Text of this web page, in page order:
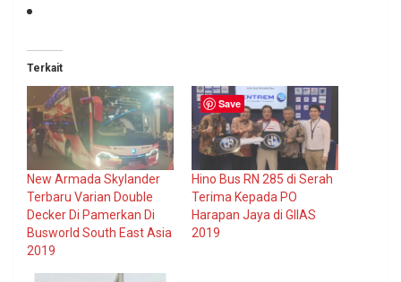
Terkait
New Armada Skylander
Terbaru Varian Double
Decker Di Pamerkan Di
Busworld South East Asia
2019
Hino Bus RN 285 di Serah
Terima Kepada PO
Harapan Jaya di GIIAS
2019
Save